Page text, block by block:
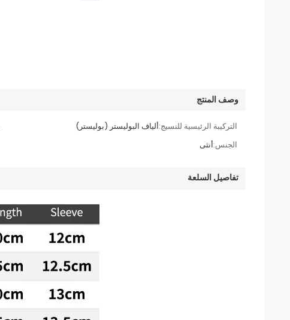
وصف المنتج
التركيبة الرئيسية للنسيج:ألياف البوليستر (بوليستر)
الجنس:أنثى
تفاصيل السلعة